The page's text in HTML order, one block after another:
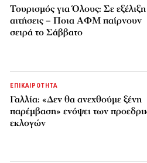
Τουρισμός για Όλους: Σε εξέλιξη
αιτήσεις – Ποια ΑΦΜ παίρνουν
σειρά το Σάββατο
ΕΠΙΚΑΙΡΟΤΗΤΑ
Γαλλία: «Δεν θα ανεχθούμε ξένη
παρέμβαση» ενόψει των
εκλογών